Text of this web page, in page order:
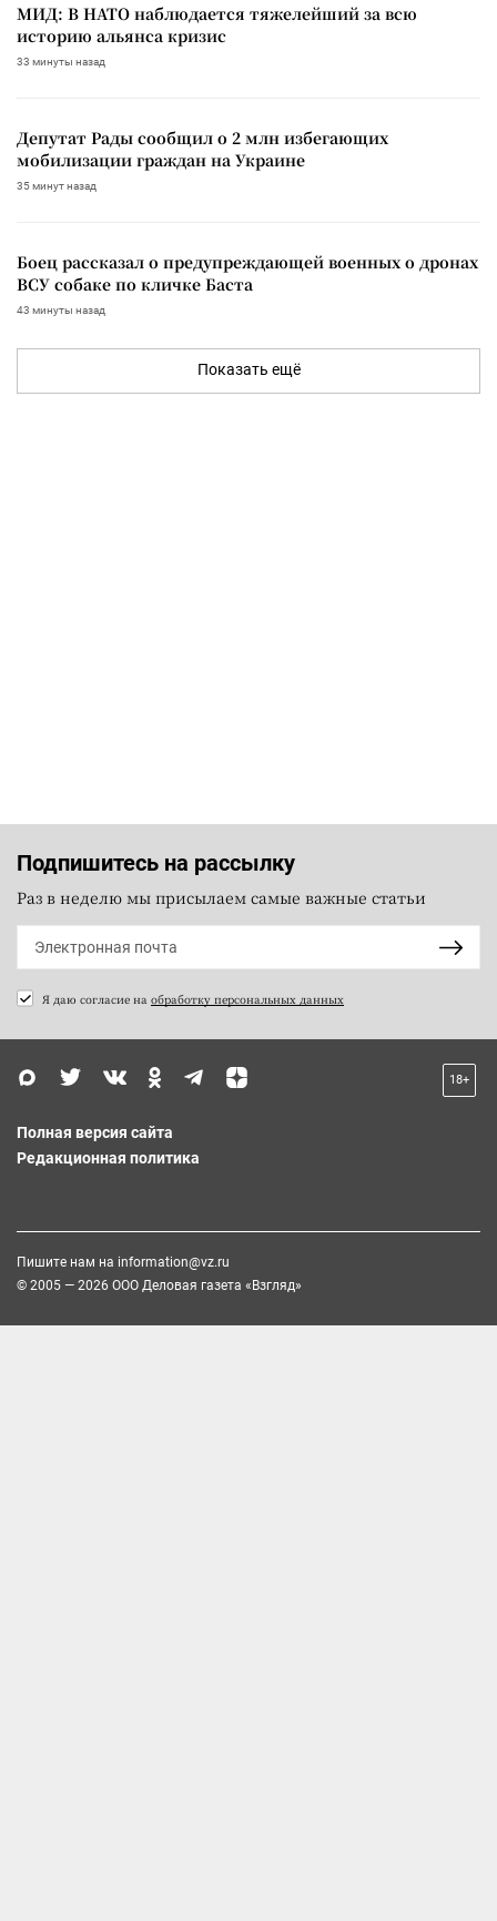
МИД: В НАТО наблюдается тяжелейший за всю
историю альянса кризис
33 минуты назад
Депутат Рады сообщил о 2 млн избегающих
мобилизации граждан на Украине
35 минут назад
Боец рассказал о предупреждающей военных о дронах
ВСУ собаке по кличке Баста
43 минуты назад
Показать ещё
Подпишитесь на рассылку
Раз в неделю мы присылаем самые важные статьи
Я даю согласие на обработку персональных данных
18+
Полная версия сайта
Редакционная политика
Пишите нам на information@vz.ru
© 2005 — 2026 ООО Деловая газета «Взгляд»